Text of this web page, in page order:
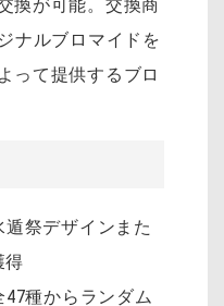
換が可能。交換商
ナルブロマイドを
って提供するブロ
遁祭デザインまた
得
47種からランダム